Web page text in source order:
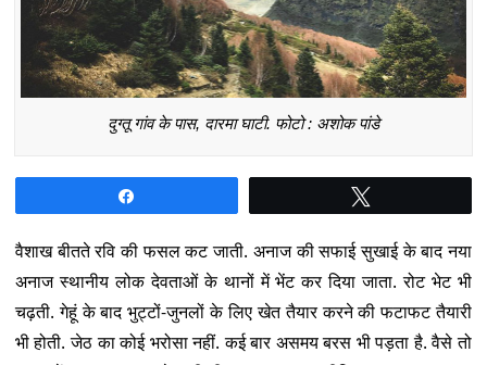
दुग्तू गांव के पास, दारमा घाटी. फोटो : अशोक पांडे
वैशाख बीतते रवि की फसल कट जाती. अनाज की सफाई सुखाई के बाद नया
अनाज स्थानीय लोक देवताओं के थानों में भेंट कर दिया जाता. रोट भेट भी
चढ़ती. गेहूं के बाद भुट्टों-जुनलों के लिए खेत तैयार करने की फटाफट तैयारी
भी होती. जेठ का कोई भरोसा नहीं. कई बार असमय बरस भी पड़ता है. वैसे तो